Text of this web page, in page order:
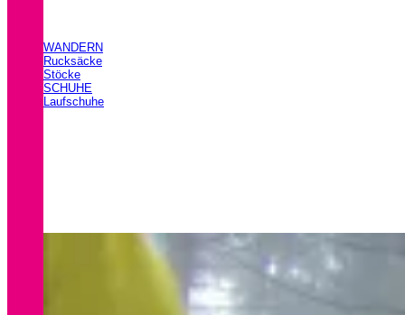
WANDERN
Rucksäcke
Stöcke
SCHUHE
Laufschuhe